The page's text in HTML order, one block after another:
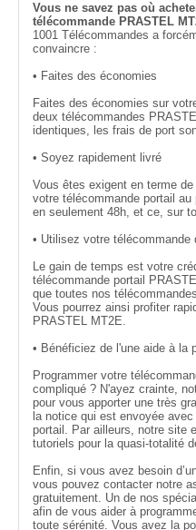
Vous ne savez pas où
télécommande PRASTEL
1001 Télécommandes a
convaincre :
• Faites des économies
Faites des économies sur
deux télécommandes
identiques, les frais de port
• Soyez rapidement livré
Vous êtes exigent en terme
votre télécommande portail
en seulement 48h, et ce, sur
• Utilisez votre télécommande
Le gain de temps est votre
télécommande portail
que toutes nos
Vous pourrez ainsi profiter
PRASTEL MT2E.
• Bénéficiez de l'une aide à la
Programmer votre
compliqué ? N'ayez crainte,
pour vous apporter une très
la notice qui est envoyée
portail. Par ailleurs, notre site
tutoriels pour la quasi-totalité
Enfin, si vous avez besoin
vous pouvez contacter notre
gratuitement. Un de nos
afin de vous aider à
toute sérénité. Vous avez la